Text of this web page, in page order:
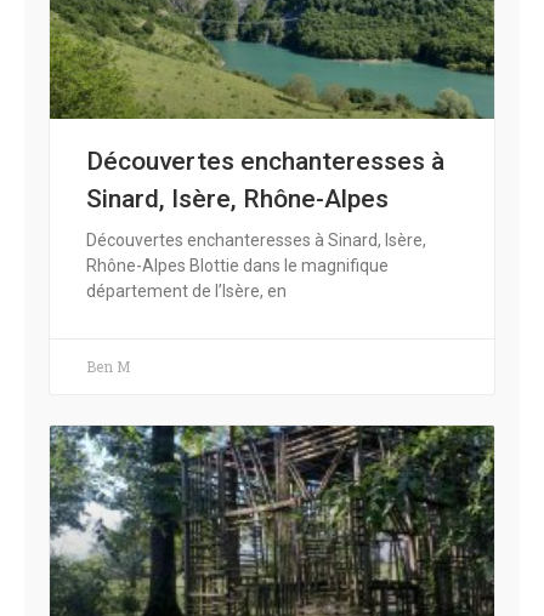
Découvertes enchanteresses à
Sinard, Isère, Rhône-Alpes
Découvertes enchanteresses à Sinard, Isère,
Rhône-Alpes Blottie dans le magnifique
département de l’Isère, en
Ben M